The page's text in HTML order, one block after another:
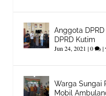
Anggota
DPRD Kutim
Jun 24, 2021 |0 |
Warga Sungai
Mobil